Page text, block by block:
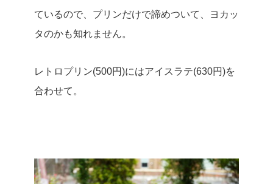
ているので、プリンだけで諦めついて、ヨカッ
タのかも知れません。
レトロプリン(500円)にはアイスラテ(630円)を
合わせて。